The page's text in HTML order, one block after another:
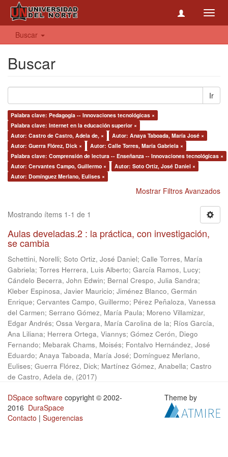
Buscar
Buscar
Ir
Palabra clave: Pedagogía -- Innovaciones tecnológicas ×
Palabra clave: Internet en la educación superior ×
Autor: Castro de Castro, Adela de, ×
Autor: Anaya Taboada, María José ×
Autor: Guerra Flórez, Dick ×
Autor: Calle Torres, María Gabriela ×
Palabra clave: Comprensión de lectura -- Enseñanza -- Innovaciones tecnológicas ×
Autor: Cervantes Campo, Guillermo ×
Autor: Soto Ortiz, José Daniel ×
Autor: Domínguez Merlano, Eulises ×
Mostrar Filtros Avanzados
Mostrando ítems 1-1 de 1
Aulas develadas.2 : la práctica, con investigación,
se cambia
Schettini, Norelli; Soto Ortiz, José Daniel; Calle Torres, María
Gabriela; Torres Herrera, Luis Alberto; García Ramos, Lucy;
Cándelo Becerra, John Edwin; Bernal Crespo, Julia Sandra;
Kleber Espinosa, Javier Mauricio; Jiménez Blanco, Germán
Enrique; Cervantes Campo, Guillermo; Pérez Peñaloza, Vanessa
del Carmen; Serrano Gómez, María Paula; Moreno Villamizar,
Edgar Andrés; Ossa Vergara, María Carolina de la; Ríos García,
Ana Liliana; Herrera Ortega, Viannys; Gómez Cerón, Diego
Fernando; Mebarak Chams, Moisés; Fontalvo Hernández, José
Eduardo; Anaya Taboada, María José; Domínguez Merlano,
Eulises; Guerra Flórez, Dick; Martínez Gómez, Anabella; Castro
de Castro, Adela de, (2017)
DSpace software copyright © 2002-
2016 DuraSpace
Contacto | Sugerencias
Theme by